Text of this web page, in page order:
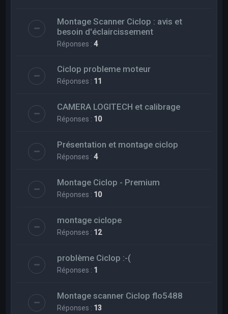
Montage Scanner Ciclop : avis et
besoin d'éclaircissement
Réponses :4
Ciclop probleme moteur
Réponses : 11
CAMERA LOGITECH et calibrage
Réponses : 10
Présentation et montage ciclop
Réponses :4
Montage Ciclop - Premium
Réponses : 10
montage ciclope
Réponses : 12
problème Ciclop :-(
Réponses : 1
Montage scanner Ciclop flo5488
Réponses : 13